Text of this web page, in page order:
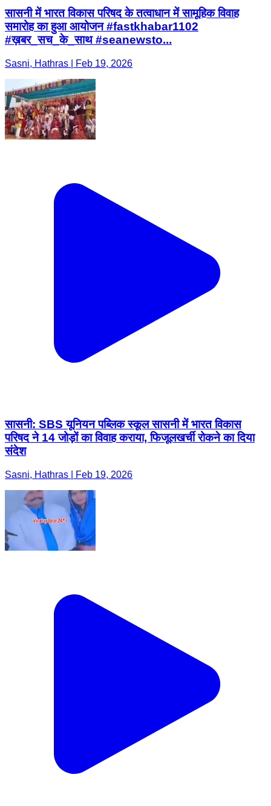
सासनी में भारत विकास परिषद के तत्वाधान में सामूहिक विवाह
समारोह का हुआ आयोजन #fastkhabar1102
#ख़बर_सच_के_साथ #seanewsto...
Sasni, Hathras | Feb 19, 2026
सासनी: SBS यूनियन पब्लिक स्कूल सासनी में भारत विकास
परिषद ने 14 जोड़ों का विवाह कराया, फिजूलखर्ची रोकने का दिया
संदेश
Sasni, Hathras | Feb 19, 2026